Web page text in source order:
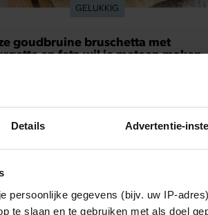
Details Advertentie-
persoonlijke gegevens (bijv. uw IP-
te slaan en te gebruiken met als doel
GELUKKIG
goudbruine bruschetta met
en feta wil je meteen maken
• 2 tenen knoflook • 150 g feta • 4 dikke
witbrood 1. Snijd de courgettes schuin in
olie in…